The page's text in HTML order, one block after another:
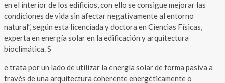
en el interior de los edificios, con ello se consigue mejorar las
condiciones de vida sin afectar negativamente al entorno
natural”, según esta licenciada y doctora en Ciencias Físicas,
experta en energía solar en la edificación y arquitectura
bioclimática. S
e trata por un lado de utilizar la energía solar de forma pasiva a
través de una arquitectura coherente energéticamente o